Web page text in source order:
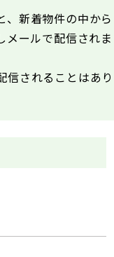
、新着物件の中から
メールで配信されま
されることはあり